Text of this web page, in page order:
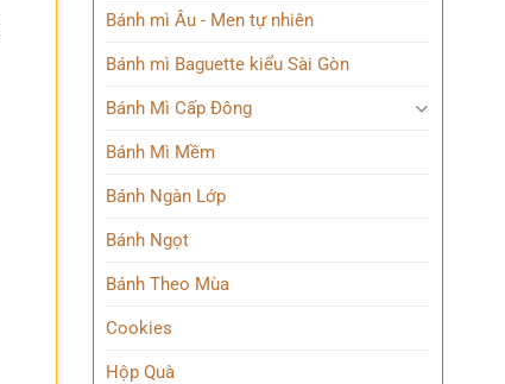
Bánh mì Âu - Men tự nhiên
Bánh mì Baguette kiểu Sài Gòn
Bánh Mì Cấp Đông
Bánh Mì Mềm
Bánh Ngàn Lớp
Bánh Ngọt
Bánh Theo Mùa
Cookies
Hộp Quà